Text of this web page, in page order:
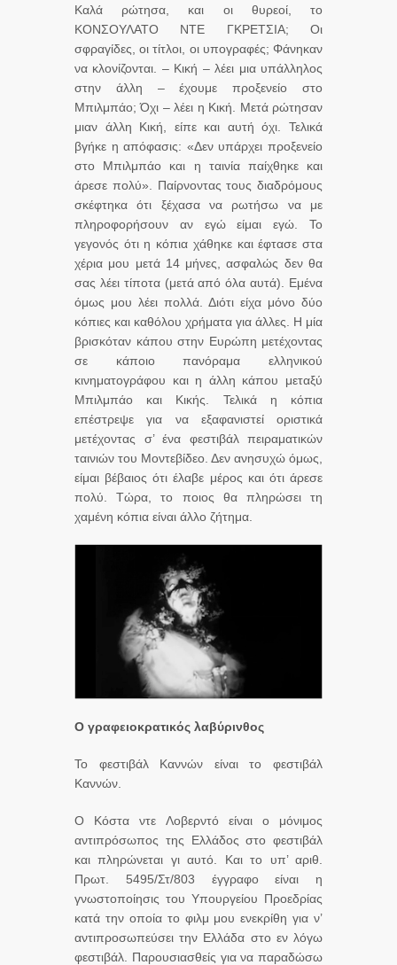
Καλά ρώτησα, και οι θυρεοί, το
ΚΟΝΣΟΥΛΑΤΟ ΝΤΕ ΓΚΡΕΤΣΙΑ; Οι
σφραγίδες, οι τίτλοι, οι υπογραφές; Φάνηκαν
να κλονίζονται. – Κική – λέει μια υπάλληλος
στην άλλη – έχουμε προξενείο στο
Μπιλμπάο; Όχι – λέει η Κική. Μετά ρώτησαν
μιαν άλλη Κική, είπε και αυτή όχι. Τελικά
βγήκε η απόφασις: «Δεν υπάρχει προξενείο
στο Μπιλμπάο και η ταινία παίχθηκε και
άρεσε πολύ». Παίρνοντας τους διαδρόμους
σκέφτηκα ότι ξέχασα να ρωτήσω να με
πληροφορήσουν αν εγώ είμαι εγώ. Το
γεγονός ότι η κόπια χάθηκε και έφτασε στα
χέρια μου μετά 14 μήνες, ασφαλώς δεν θα
σας λέει τίποτα (μετά από όλα αυτά). Εμένα
όμως μου λέει πολλά. Διότι είχα μόνο δύο
κόπιες και καθόλου χρήματα για άλλες. Η μία
βρισκόταν κάπου στην Ευρώπη μετέχοντας
σε κάποιο πανόραμα ελληνικού
κινηματογράφου και η άλλη κάπου μεταξύ
Μπιλμπάο και Κικής. Τελικά η κόπια
επέστρεψε για να εξαφανιστεί οριστικά
μετέχοντας σ’ ένα φεστιβάλ πειραματικών
ταινιών του Μοντεβίδεο. Δεν ανησυχώ όμως,
είμαι βέβαιος ότι έλαβε μέρος και ότι άρεσε
πολύ. Τώρα, το ποιος θα πληρώσει τη
χαμένη κόπια είναι άλλο ζήτημα.
Ο γραφειοκρατικός λαβύρινθος
Το φεστιβάλ Καννών είναι το φεστιβάλ
Καννών.
Ο Κόστα ντε Λοβερντό είναι ο μόνιμος
αντιπρόσωπος της Ελλάδος στο φεστιβάλ
και πληρώνεται γι αυτό. Και το υπ’ αριθ.
Πρωτ. 5495/Στ/803 έγγραφο είναι η
γνωστοποίησις του Υπουργείου Προεδρίας
κατά την οποία το φιλμ μου ενεκρίθη για ν’
αντιπροσωπεύσει την Ελλάδα στο εν λόγω
φεστιβάλ. Παρουσιασθείς για να παραδώσω